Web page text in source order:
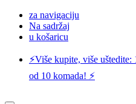
za navigaciju
Na sadržaj
u košaricu
⚡️Više kupite, više
od 10 komada! ⚡️